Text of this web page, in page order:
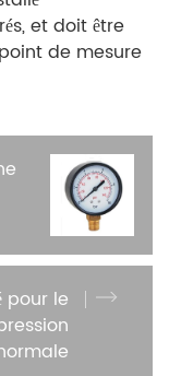
et doit être
de mesure
pour le